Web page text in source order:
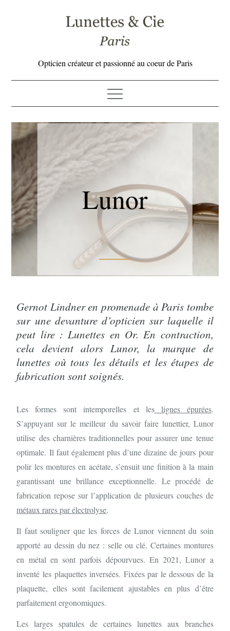
Opticien créateur et passionné au coeur de Paris
Lunor
Gernot Lindner en promenade à Paris tombe
sur une devanture d’opticien sur laquelle il
peut lire : Lunettes en Or. En contraction,
cela devient alors Lunor, la marque de
lunettes où tous les détails et les étapes de
fabrication sont soignés.
Les formes sont intemporelles et les lignes épurées.
S’appuyant sur le meilleur du savoir faire lunettier, Lunor
utilise des charnières traditionnelles pour assurer une tenue
optimale. Il faut également plus d’une dizaine de jours pour
polir les montures en acétate, s’ensuit une finition à la main
garantissant une brillance exceptionnelle. Le procédé de
fabrication repose sur l’application de plusieurs couches de
métaux rares par électrolyse.
Il faut souligner que les forces de Lunor viennent du soin
apporté au dessin du nez : selle ou clé. Certaines montures
en métal en sont parfois dépourvues. En 2021, Lunor a
inventé les plaquettes inversées. Fixées par le dessous de la
plaquette, elles sont facilement ajustables en plus d’être
parfaitement ergonomiques.
Les larges spatules de certaines lunettes aux branches